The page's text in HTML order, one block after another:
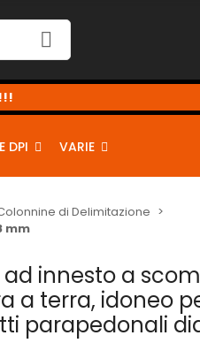
DPI VARIE
di Delimitazione
mm
innesto a
a terra, idoneo
parapedonali